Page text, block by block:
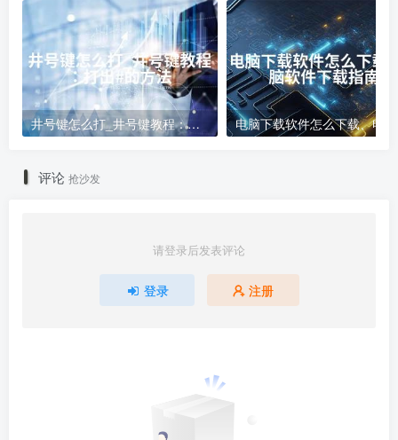
井号键怎么打_井号键教程：打出#的方法
评论 抢沙发
请登录后发表评论
登录 注册